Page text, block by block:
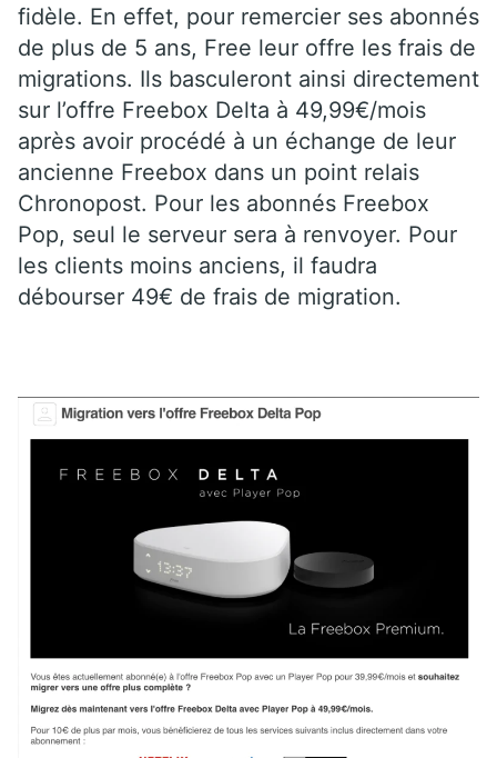
fidèle. En effet, pour remercier ses abonnés
de plus de 5 ans, Free leur offre les frais de
migrations. Ils basculeront ainsi directement
sur l’offre Freebox Delta à 49,99€/mois
après avoir procédé à un échange de leur
ancienne Freebox dans un point relais
Chronopost. Pour les abonnés Freebox
Pop, seul le serveur sera à renvoyer. Pour
les clients moins anciens, il faudra
débourser 49€ de frais de migration.